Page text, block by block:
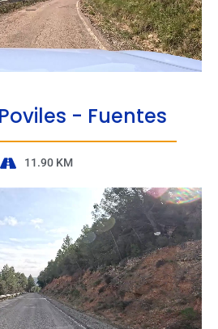
- Fuentes
11.90 KM